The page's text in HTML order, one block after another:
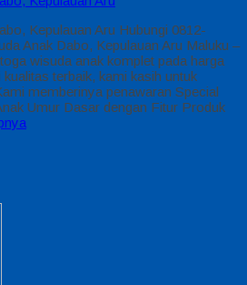
Kepulauan Aru Hubungi 0812-
Anak Dabo, Kepulauan Aru Maluku –
wisuda anak komplet pada harga
terbaik, kami kasih untuk
memberinya penawaran Special
Umur Dasar dengan Fitur Produk